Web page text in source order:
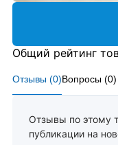
Отзывы (0)Вопросы (0)
Отзывы по этому
публикации на
Общий рейтинг